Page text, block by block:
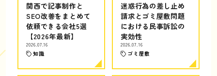
関西で記事制作と
SEO改善をまとめて
依頼できる会社5選
【2026年最新】
2026.07.16
知識
迷惑行為の差し止め
請求とゴミ屋敷問題
における民事訴訟の
実効性
2026.07.16
ゴミ屋敷